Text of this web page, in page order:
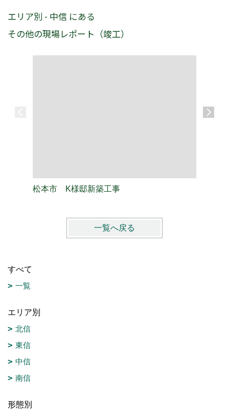
エリア別 - 中信 にある
その他の現場レポート（竣工）
松本市 K様邸新築工事
一覧へ戻る
すべて
一覧
エリア別
北信
東信
中信
南信
形態別